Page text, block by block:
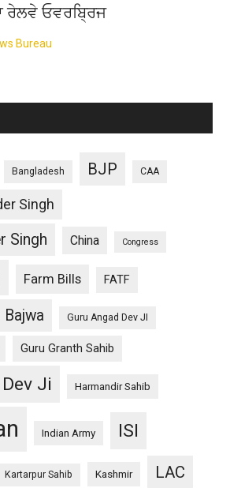
ਰੇਲਵੇ ਓਵਰਬ੍ਰਿਜ
Bureau
Bangladesh BJP CAA
Singh
Singh China Congress
Farm Bills FATF
Bajwa Guru Angad Dev JI
Guru Granth Sahib
Ji Harmandir Sahib
Indian Army ISI
Kartarpur Sahib Kashmir LAC